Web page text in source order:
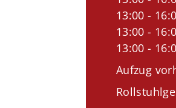
13:00 -
13:00 -
13:00 -
Aufzug